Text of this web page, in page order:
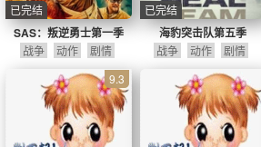
SAS：叛逆勇士第一季
已完结
战争 动作 剧情
海豹突击队第五季
已完结
战争 动作 剧情
9.3